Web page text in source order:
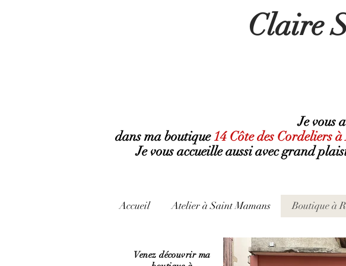
Claire
Je vous
dans ma boutique14 Côte des Cordeliers
Je vous accueille aussi avec grand
Accueil Atelier à Saint Mamans Boutique à
Venez découvrir ma